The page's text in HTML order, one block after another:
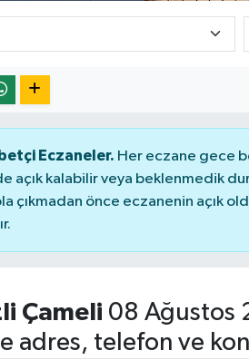
Eczaneler. Her eczane gece
açık kalabilir veya beklenmedik
çıkmadan önce eczanenin açık
Çameli 08 Ağustos
adres, telefon ve